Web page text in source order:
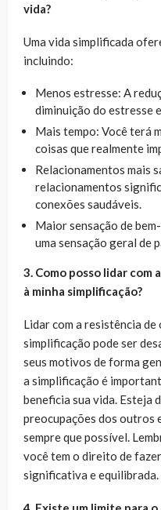
vida?
Uma vida simplificada
incluindo:
Menos estresse: A
diminuição do estresse
Mais tempo: Você terá
coisas que realmente
Relacionamentos mais
relacionamentos
conexões saudáveis.
Maior sensação de
uma sensação geral de
3. Como posso lidar com
à minha simplificação?
Lidar com a resistência de
simplificação pode ser
seus motivos de forma
a simplificação é
beneficia sua vida. Esteja
preocupações dos outros
sempre que possível.
você tem o direito de
significativa e equilibrada.